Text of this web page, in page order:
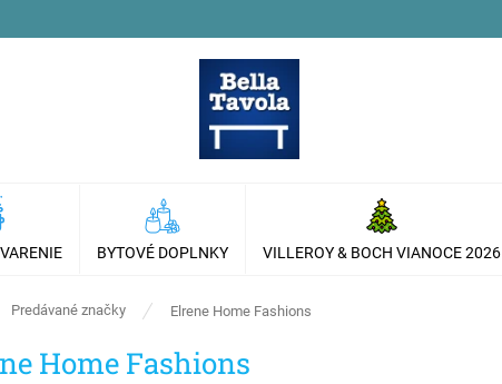
BYTOVÉ DOPLNKY VILLEROY & BOCH VIANOCE 2026
Predávané značky Elrene Home Fashions
Home Fashions